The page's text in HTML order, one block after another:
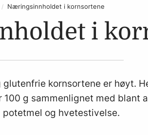
Næringsinnholdet i kornsortene
i
kornsortene er høyt.
g sammenlignet med blant
potetmel og hvetestivelse.